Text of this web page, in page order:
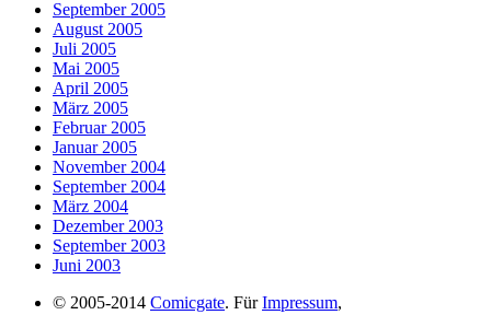
September 2005
August 2005
Juli 2005
Mai 2005
April 2005
März 2005
Februar 2005
Januar 2005
November 2004
September 2004
März 2004
Dezember 2003
September 2003
Juni 2003
© 2005-2014 Comicgate. FürImpressum,